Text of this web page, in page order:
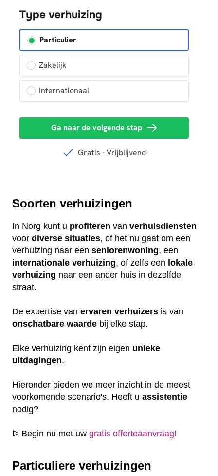
Soorten verhuizingen
In Norg kunt u profiteren van verhuisdiensten
voor diverse situaties, of het nu gaat om een
verhuizing naar een seniorenwoning, een
internationale verhuizing, of zelfs een lokale
verhuizing naar een ander huis in dezelfde
straat.
De expertise van ervaren verhuizers is van
onschatbare waarde bij elke stap.
Elke verhuizing kent zijn eigen unieke
uitdagingen.
Hieronder bieden we meer inzicht in de meest
voorkomende scenario's. Heeft u assistentie
nodig?
ᐅ Begin nu met uw gratis offerteaanvraag!
Particuliere verhuizingen